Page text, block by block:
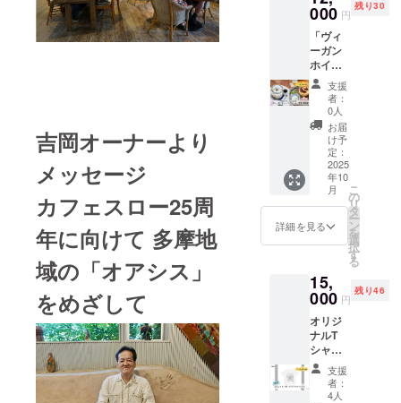
吉岡オーナーより
メッセージ
カフェスロー25周
年に向けて 多摩地
域の「オアシス」
をめざして
やドラ
イバー
を使い
組立ま
す)、ま
とめ(巣
箱の設
置法、
鳥が巣
箱を利
用する
時期な
法人 日
本鳥類
はメー
ルにて
ご連絡
しま
す。
康効果
につい
て〜脂
質栄養
の座学
付き ・
日時：
2025年
10月14
日(火)日
中 開催
予定 ・
場所：
カフェ
スロー
店内 ※
各自で
ご負担
い。 詳
細は
メール
でご連
絡しま
す。
000 円
残り30
「ヴィ
ーガン
ホイッ
プク
リー
ム」デ
ザート
教室 オ
ンライ
ン参加
コナッ
ツオイ
ルの健
康効果
質栄養
の座学
付き ・
日時：
2025年
10月14
日(月)
日中 開
催予定
支援
者：
0人
お届
け予
定：
2025
年10
月
詳細を見る
こ
の
リ
タ
ー
ン
を
選
択
す
る
15,
000 円
残り46
オリジ
ナルT
シャツ
3つのサ
イズか
らお選
支援
者：
4人